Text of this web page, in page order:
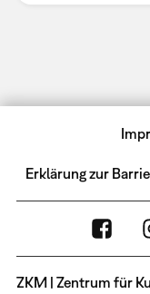
Erklärung zur
ZKM | Zentrum für